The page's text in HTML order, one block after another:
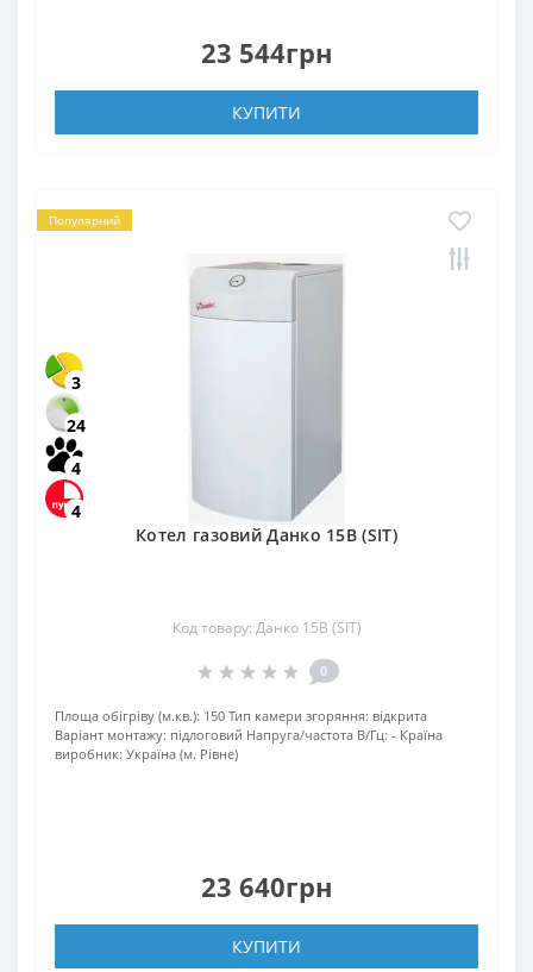
23 544грн
КУПИТИ
Популярний
3
24
4
4
Котел газовий Данко 15В (SIT)
Код товару: Данко 15В (SIT)
0
Площа обігріву (м.кв.): 150 Тип камери згоряння: відкрита
Варіант монтажу: підлоговий Напруга/частота В/Гц: - Країна
виробник: Україна (м. Рівне)
23 640грн
КУПИТИ